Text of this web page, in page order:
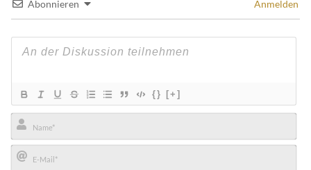
Abonnieren Anmelden
{} [+]
Name*